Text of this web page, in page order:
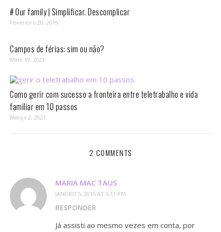
# Our family | Simplificar. Descomplicar
Fevereiro 20, 2019
Campos de férias: sim ou não?
Maio 19, 2021
Como gerir com sucesso a fronteira entre teletrabalho e vida
familiar em 10 passos⁣
Março 2, 2021
2 COMMENTS
MARIA MAC TAUS
JANEIRO 5, 2015 AT 5:11 PM
RESPONDER
Já assisti ao mesmo vezes em conta, por